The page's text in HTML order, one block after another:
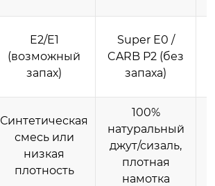
E2/E1
(возможный
запах)
Super E0 /
CARB P2 (без
запаха)
Синтетическая
смесь или
низкая
плотность
100%
натуральный
джут/сизаль,
плотная
намотка